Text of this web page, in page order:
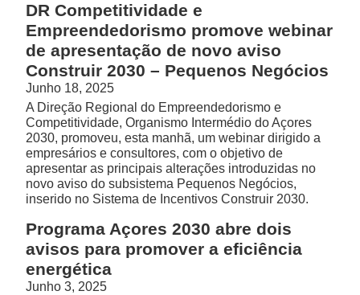
DR Competitividade e
Empreendedorismo promove webinar
de apresentação de novo aviso
Construir 2030 – Pequenos Negócios
Junho 18, 2025
A Direção Regional do Empreendedorismo e
Competitividade, Organismo Intermédio do Açores
2030, promoveu, esta manhã, um webinar dirigido a
empresários e consultores, com o objetivo de
apresentar as principais alterações introduzidas no
novo aviso do subsistema Pequenos Negócios,
inserido no Sistema de Incentivos Construir 2030.
Programa Açores 2030 abre dois
avisos para promover a eficiência
energética
Junho 3, 2025